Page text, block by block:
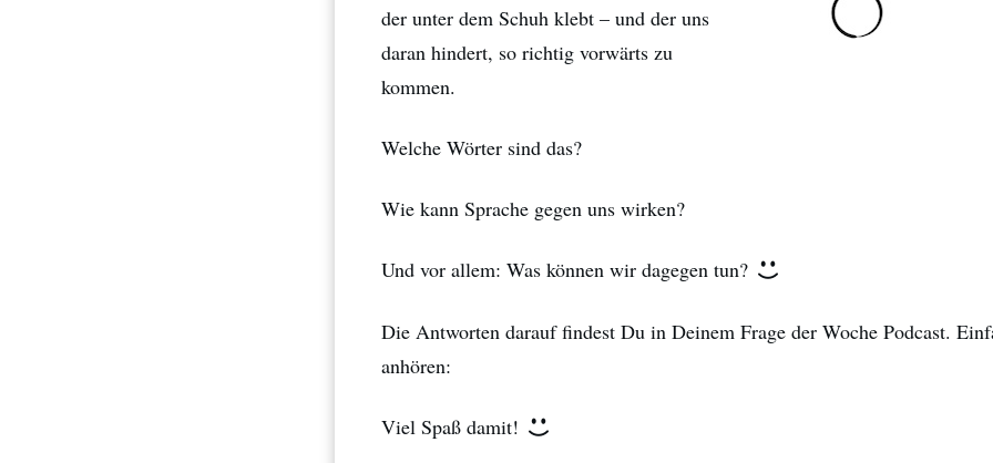
der unter dem Schuh klebt – und der uns
daran hindert, so richtig vorwärts zu
kommen.
Welche Wörter sind das?
Wie kann Sprache gegen uns wirken?
Und vor allem: Was können wir dagegen tun?
Die Antworten darauf findest Du in Deinem Frage der Woche Podcast.
anhören:
Viel Spaß damit!